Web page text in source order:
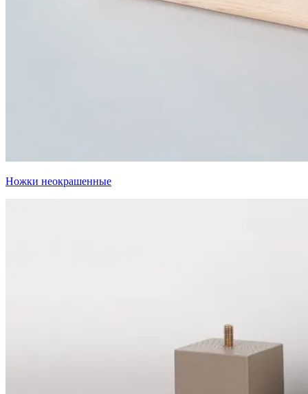
Ножки неокрашенные